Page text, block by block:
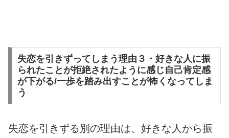
失恋を引きずってしまう理由３・好きな人に振
られたことが拒絶されたように感じ自己肯定感
が下がる/一歩を踏み出すことが怖くなってしま
う
失恋を引きずる別の理由は、好きな人から振